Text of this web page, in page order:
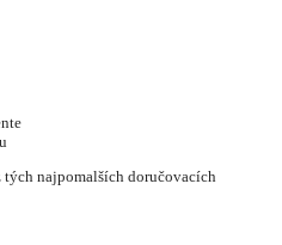
tých najpomalších doručovacích